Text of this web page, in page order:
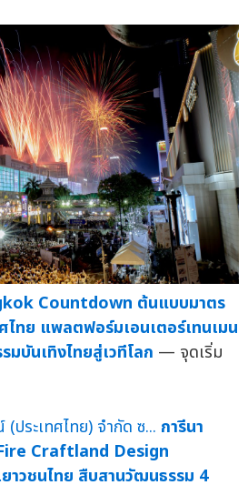
Countdown ต้นแบบมาตร
ไทย แพลตฟอร์มเอนเตอร์เทนเมน
บันเทิงไทยสู่เวทีโลก — จุดเริ่ม
การีนา
Craftland Design
าวชนไทย สืบสานวัฒนธรรม 4